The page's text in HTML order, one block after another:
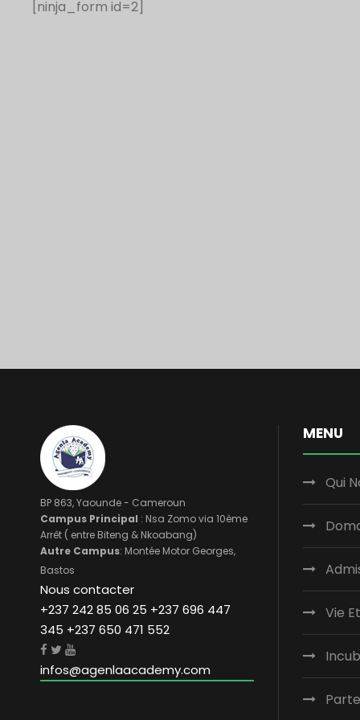
[ninja_form id=2]
BP 863, Yaounde - Cameroun
Campus Principal : Nsa Zomo via 10ème
Arrêt ( entre Biteng & Nkoabang)
Autre Campus: Montée Motor Georges,
Bastos
Nous contacter
+237 242 85 06 25 +237 696 447
345 +237 650 471 552
infos@agenlaacademy.com
MENU
Qui
Vie